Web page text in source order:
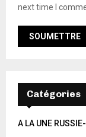
next time I
Catégories
A LA UNE